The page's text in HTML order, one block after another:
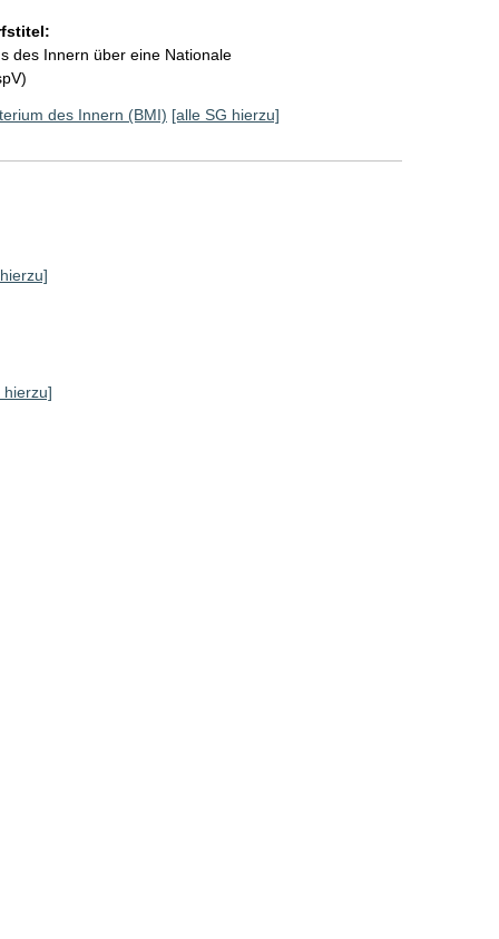
des Innern über eine Nationale
des Innern (BMI) [alle SG hierzu]
hierzu]